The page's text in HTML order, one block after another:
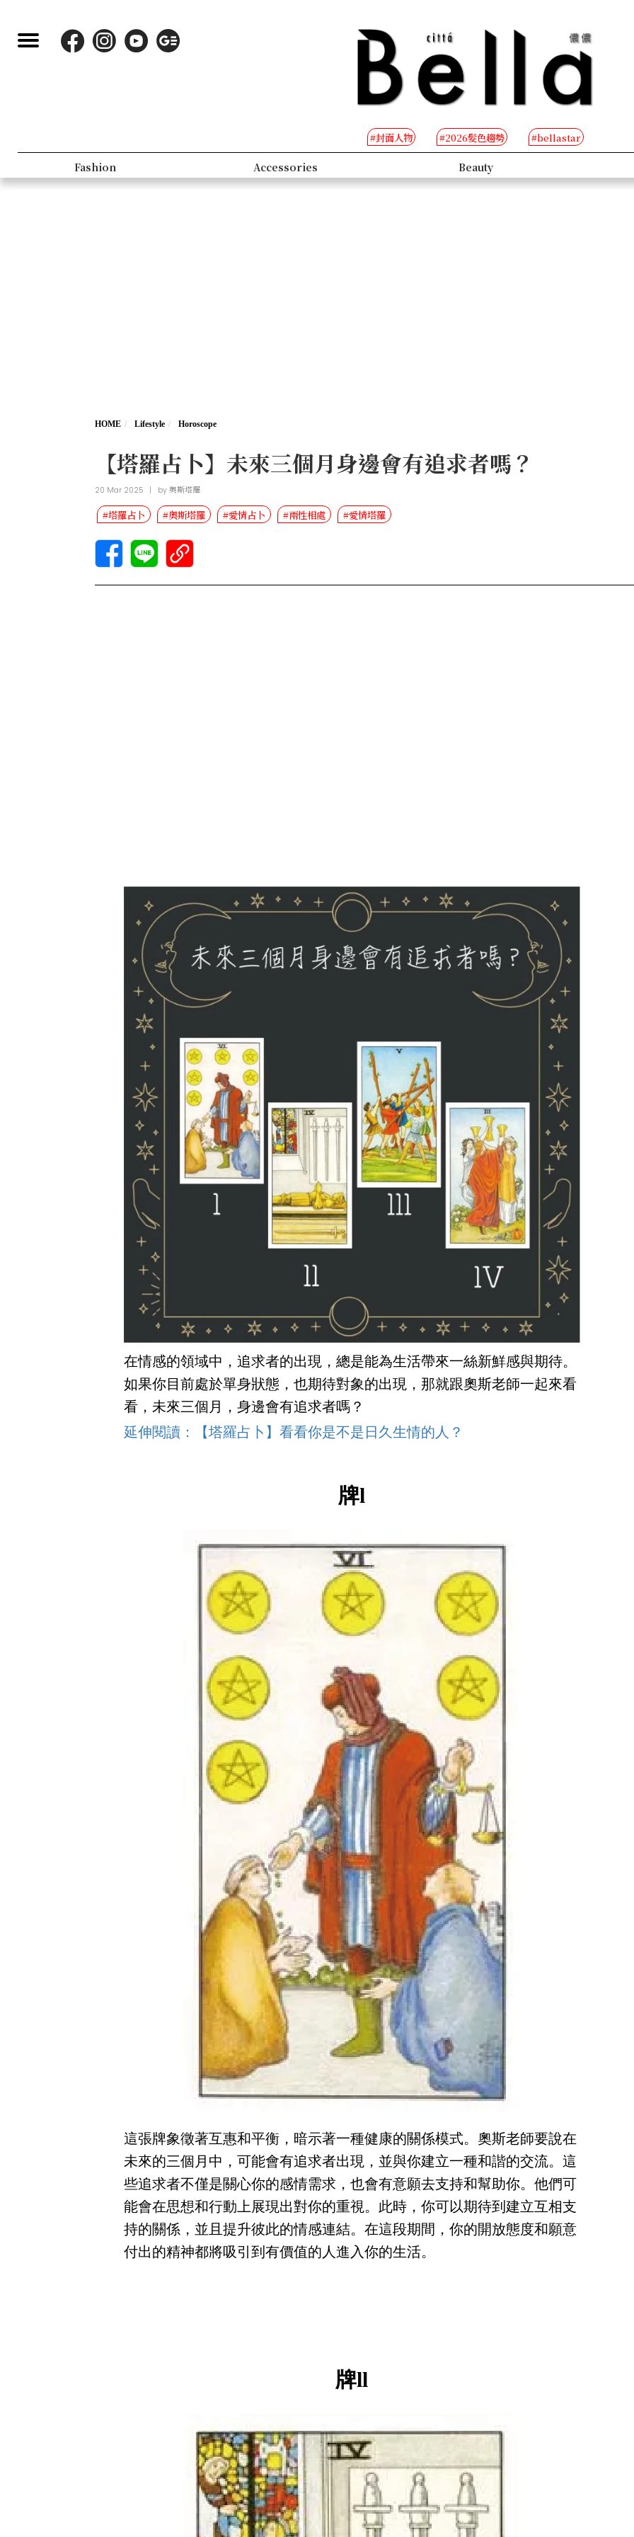
#封面人物 #2026髮色趨勢 #bellastar
Fashion Accessories Beauty
HOME Lifestyle Horoscope
【塔羅占卜】未來三個月身邊會有追求者嗎？
20 Mar 2025 | by奧斯塔羅
#塔羅占卜 #奧斯塔羅 #愛情占卜 #兩性相處 #愛情塔羅
在情感的領域中，追求者的出現，總是能為生活帶來一絲新鮮感與期待。
如果你目前處於單身狀態，也期待對象的出現，那就跟奧斯老師一起來看
看，未來三個月，身邊會有追求者嗎？
延伸閱讀：【塔羅占卜】看看你是不是日久生情的人？
牌l
這張牌象徵著互惠和平衡，暗示著一種健康的關係模式。奧斯老師要說在
未來的三個月中，可能會有追求者出現，並與你建立一種和諧的交流。這
些追求者不僅是關心你的感情需求，也會有意願去支持和幫助你。他們可
能會在思想和行動上展現出對你的重視。此時，你可以期待到建立互相支
持的關係，並且提升彼此的情感連結。在這段期間，你的開放態度和願意
付出的精神都將吸引到有價值的人進入你的生活。
牌ll